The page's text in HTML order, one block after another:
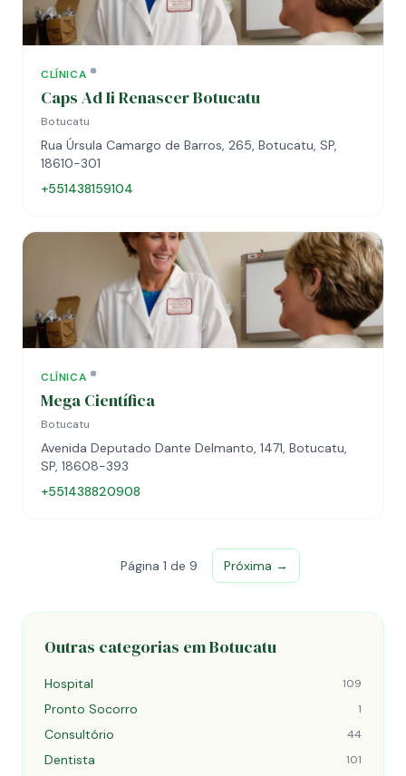
CLÍNICA
Caps Ad Ii Renascer Botucatu
Botucatu
Rua Úrsula Camargo de Barros, 265, Botucatu, SP,
18610-301
+551438159104
CLÍNICA
Mega Científica
Botucatu
Avenida Deputado Dante Delmanto, 1471, Botucatu,
SP, 18608-393
+551438820908
Página 1 de 9 Próxima →
Outras categorias em Botucatu
Hospital 109
Pronto Socorro 1
Consultório 44
Dentista 101